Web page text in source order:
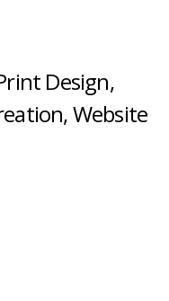
Design,
Website